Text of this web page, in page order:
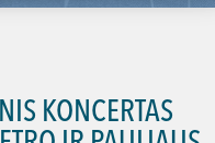
KONCERTAS